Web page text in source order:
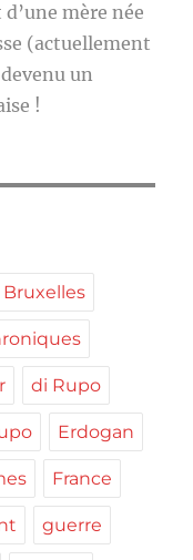
mère née
(actuellement
un
!
Bruxelles
di Rupo
Erdogan
France
guerre